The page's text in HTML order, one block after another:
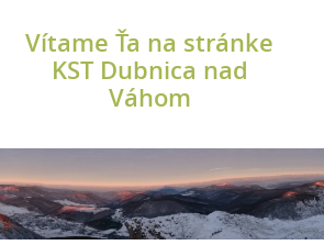
Vítame Ťa na stránke
KST Dubnica nad
Váhom